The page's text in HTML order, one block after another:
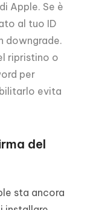
Apple. Se è
al tuo ID
downgrade.
ripristino o
per
evita
del
sta ancora